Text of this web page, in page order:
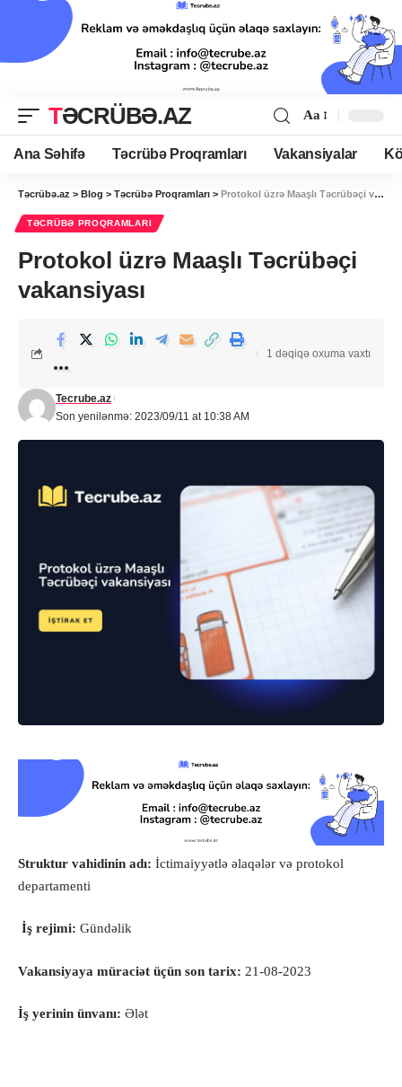
TƏCRÜBƏ.AZ Aa
Ana Səhifə Təcrübə Proqramları Vakansiyalar
Təcrübə.az > Blog > Təcrübə Proqramları > Protokol üzrə Maaşlı Təcrübəçi vakansiyası
TƏCRÜBƏ PROQRAMLARI
Protokol üzrə Maaşlı Təcrübəçi
vakansiyası
Son yenilənmə: 2023/09/11 at 10:38 AM
Tecrube.az
1 dəqiqə oxuma vaxtı
Struktur vahidinin adı: İctimaiyyətlə əlaqələr və protokol
departamenti
İş rejimi: Gündəlik
Vakansiyaya müraciət üçün son tarix: 21-08-2023
İş yerinin ünvanı: Ələt